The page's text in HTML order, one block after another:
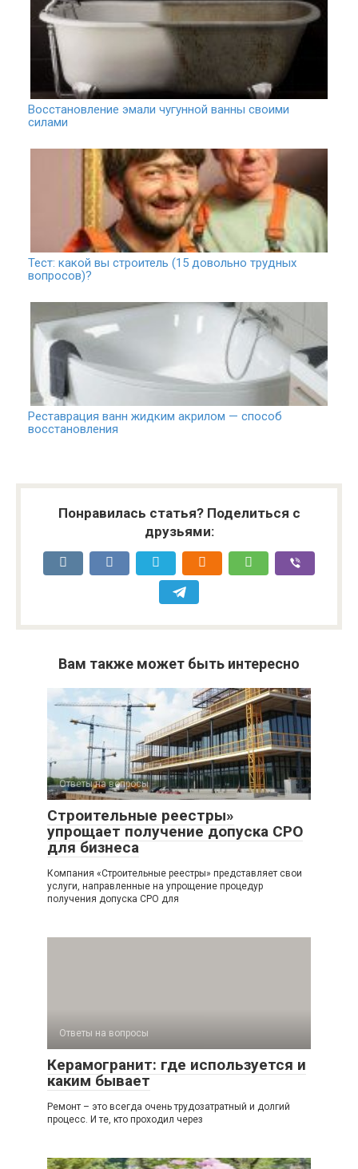
Восстановление эмали чугунной ванны своими
силами
Тест: какой вы строитель (15 довольно трудных
вопросов)?
Реставрация ванн жидким акрилом — способ
восстановления
Понравилась статья? Поделиться с
друзьями:
Вам также может быть интересно
Ответы на вопросы
Строительные реестры»
упрощает получение допуска СРО
для бизнеса
Компания «Строительные реестры» представляет свои
услуги, направленные на упрощение процедур
получения допуска СРО для
Ответы на вопросы
Керамогранит: где используется и
каким бывает
Ремонт – это всегда очень трудозатратный и долгий
процесс. И те, кто проходил через